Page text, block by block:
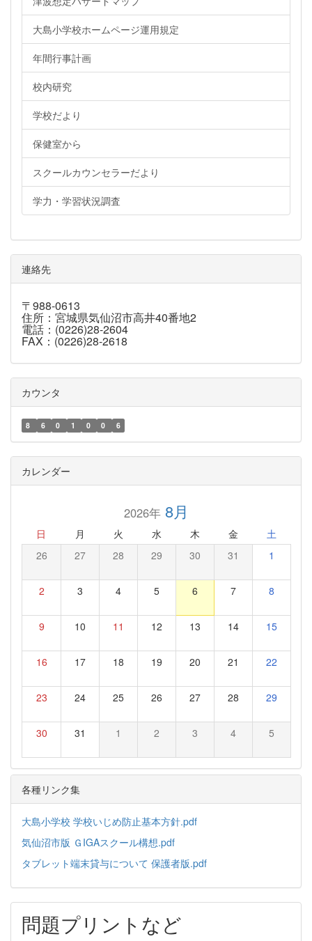
大島小学校ホームページ運用規定
年間行事計画
校内研究
学校だより
保健室から
スクールカウンセラーだより
学力・学習状況調査
連絡先
〒988-0613
住所：宮城県気仙沼市高井40番地2
電話：(0226)28-2604
FAX：(0226)28-2618
カウンタ
8 6 0 1 0 0 6
カレンダー
2026年8月
日 月 火 水 木 金 土
26 27 28 29 30 31 1
2 3 4 5 6 7 8
9 10 11 12 13 14 15
16 17 18 19 20 21 22
23 24 25 26 27 28 29
30 31 1 2 3 4 5
各種リンク集
大島小学校 学校いじめ防止基本方針.pdf
気仙沼市版 ＧIGAスクール構想.pdf
タブレット端末貸与について 保護者版.pdf
問題プリントなど